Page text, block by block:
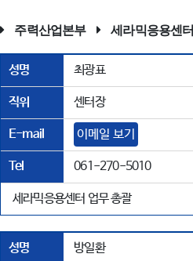
주력산업본부 세라믹응용센터
성명 최광표
직위 센터장
E-mail 이메일 보기
Tel 061-270-5010
세라믹응용센터 업무 총괄
성명 방일환